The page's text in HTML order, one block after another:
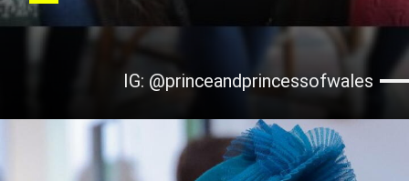
IG: @princeandprincessofwales